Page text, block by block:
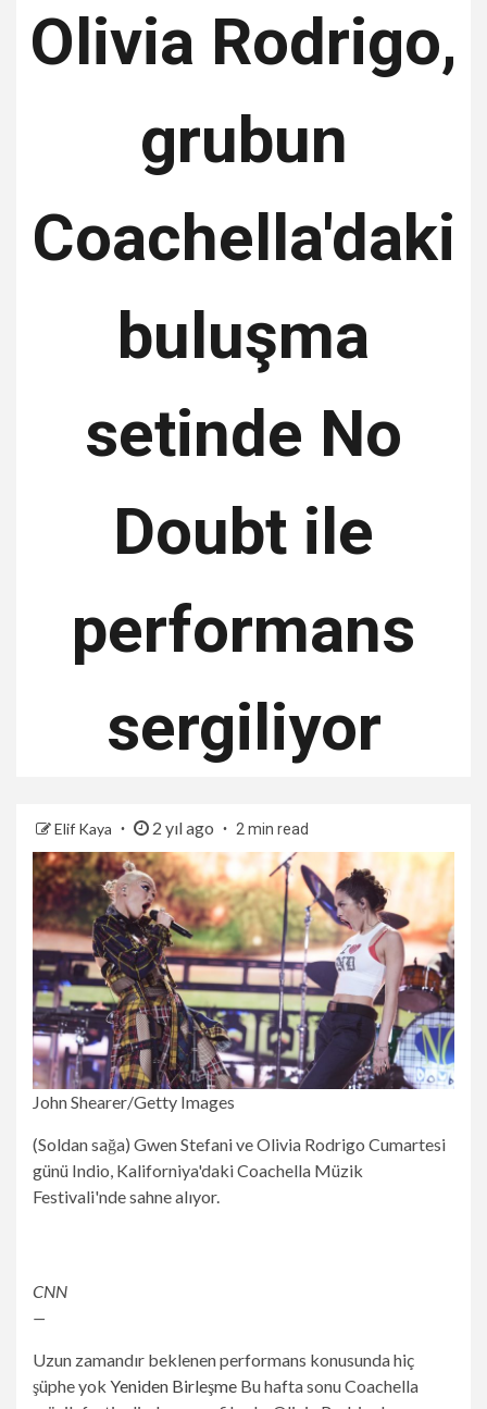
Olivia Rodrigo,
grubun
Coachella'daki
buluşma
setinde No
Doubt ile
performans
sergiliyor
Elif Kaya 2 yıl ago 2 min read
John Shearer/Getty Images
(Soldan sağa) Gwen Stefani ve Olivia Rodrigo Cumartesi
günü Indio, Kaliforniya'daki Coachella Müzik
Festivali'nde sahne alıyor.
CNN
—
Uzun zamandır beklenen performans konusunda hiç
şüphe yok Yeniden Birleşme Bu hafta sonu Coachella